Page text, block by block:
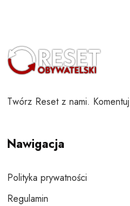
Twórz Reset z nami.
Nawigacja
Polityka prywatności
Regulamin